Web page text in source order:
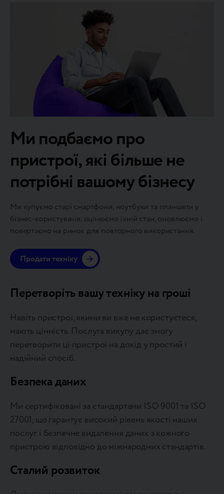
Ми подбаємо про
пристрої, які більше не
потрібні вашому бізнесу
Ми купуємо старі смартфони, ноутбуки та планшети у
бізнес-користувачів, оцінюємо їхній стан, оновлюємо і
повертаємо на ринок для повторного використання.
Продати техніку
Перетворіть вашу техніку на гроші
Навіть пристрої, якими ви вже не користуєтеся,
мають цінність. Послуга викупу дає змогу
перетворити ці пристрої на дохід у простий і
надійний спосіб.
Безпека даних
Ми сертифіковані за стандартами ISO 9001 та ISO
27001, що гарантує високий рівень якості наших
послуг і безпечне видалення даних з кожного
пристрою відповідно до міжнародних стандартів.
Сталий розвиток